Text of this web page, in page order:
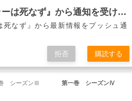
』 仙崎 了
シーズンⅢ 第一巻 シーズンⅣ
バンカー物語『ディーラーは死なず』から通知を受け取る
なず』から最新情報をプッシュ通
拒否 購読する